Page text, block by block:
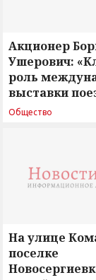
Акционер
Ушерович:
роль
выставки
поиск ответов
Общество
На улице
поселке